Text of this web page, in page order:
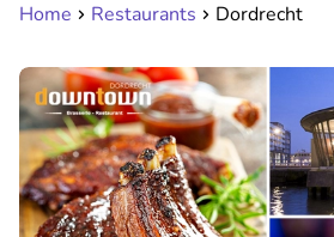
Home Restaurants Dordrecht